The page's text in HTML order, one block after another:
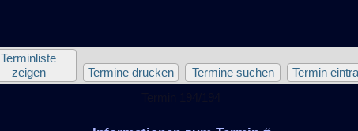
Terminliste
zeigen
Termine drucken Termine suchen
Termin